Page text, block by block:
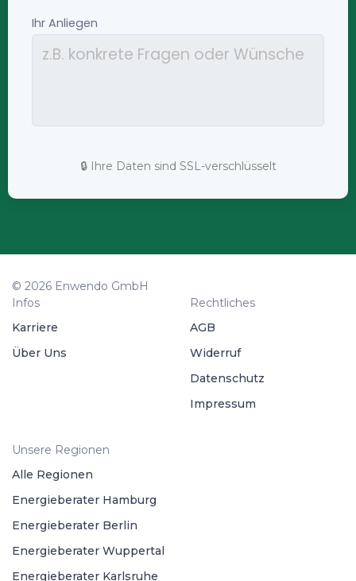
🔒 Ihre Daten sind SSL-verschlüsselt
© 2026 Enwendo GmbH
Infos
Karriere
Über Uns
Rechtliches
AGB
Widerruf
Datenschutz
Impressum
Unsere Regionen
Alle Regionen
Energieberater Hamburg
Energieberater Berlin
Energieberater Wuppertal
Energieberater Karlsruhe